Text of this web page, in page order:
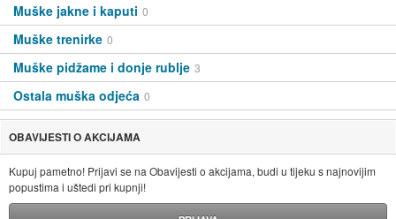
Muške jakne i kaputi 0
Muške trenirke 0
Muške pidžame i donje rublje 3
Ostala muška odjeća 0
OBAVIJESTI O AKCIJAMA
Kupuj pametno! Prijavi se na Obavijesti o akcijama, budi u tijeku s najnovijim
popustima i uštedi pri kupnji!